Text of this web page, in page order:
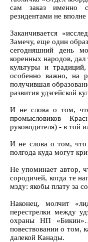
сам заказ именно
резидентами не
Заканчивается
Замечу, еще один
сегодняшний день
коренных народов,
культуры и
особенно важно, на
получившая
развития удэгейской
И не слова о том,
промысловиков
руководителя) - в той
И не слова о том, что
полгода куда могут
Не упоминает автор,
сородичей, когда те
мзду: якобы плату за
Наконец, молчит
перестрелки между
охраны НП
повествовании о том,
далекой Канады.